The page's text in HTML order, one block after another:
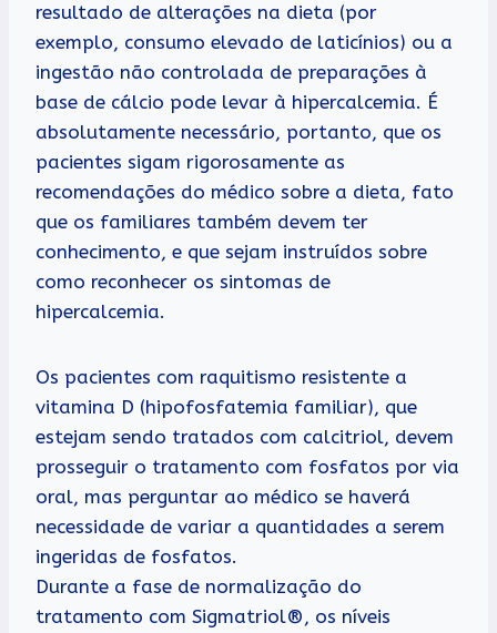
resultado de alterações na dieta (por
exemplo, consumo elevado de laticínios) ou a
ingestão não controlada de preparações à
base de cálcio pode levar à hipercalcemia. É
absolutamente necessário, portanto, que os
pacientes sigam rigorosamente as
recomendações do médico sobre a dieta, fato
que os familiares também devem ter
conhecimento, e que sejam instruídos sobre
como reconhecer os sintomas de
hipercalcemia.
Os pacientes com raquitismo resistente a
vitamina D (hipofosfatemia familiar), que
estejam sendo tratados com calcitriol, devem
prosseguir o tratamento com fosfatos por via
oral, mas perguntar ao médico se haverá
necessidade de variar a quantidades a serem
ingeridas de fosfatos.
Durante a fase de normalização do
tratamento com Sigmatriol®, os níveis